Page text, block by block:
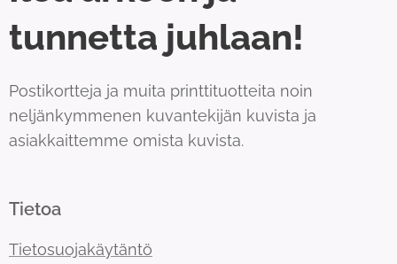
tunnetta juhlaan!
Postikortteja ja muita printtituotteita noin
neljänkymmenen kuvantekijän kuvista ja
asiakkaittemme omista kuvista.
Tietoa
Tietosuojakäytäntö